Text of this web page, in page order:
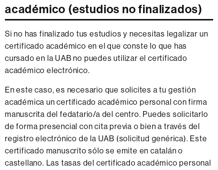
académico (estudios no finalizados)
Si no has finalizado tus estudios y necesitas legalizar un
certificado académico en el que conste lo que has
cursado en la UAB no puedes utilizar el certificado
académico electrónico.
En este caso, es necesario que solicites a tu gestión
académica un certificado académico personal con firma
manuscrita del fedatario/a del centro. Puedes solicitarlo
de forma presencial con cita previa o bien a través del
registro electrónico de la UAB (solicitud genérica). Este
certificado manuscrito sólo se emite en catalán o
castellano. Las tasas del certificado académico personal